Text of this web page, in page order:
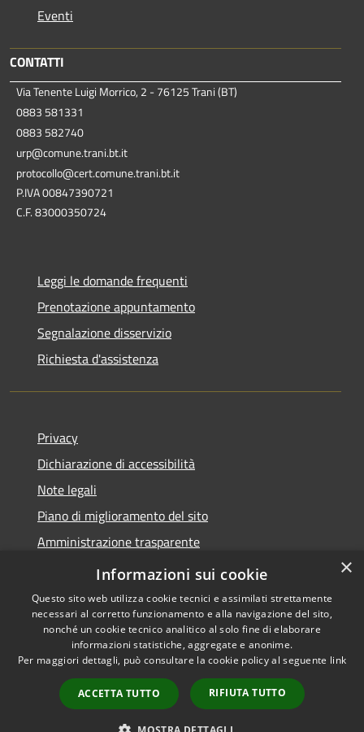
Eventi
CONTATTI
Via Tenente Luigi Morrico, 2 - 76125 Trani (BT)
0883 581331
0883 582740
urp@comune.trani.bt.it
protocollo@cert.comune.trani.bt.it
P.IVA 00847390721
C.F. 83000350724
Leggi le domande frequenti
Prenotazione appuntamento
Segnalazione disservizio
Richiesta d'assistenza
Privacy
Dichiarazione di accessibilità
Note legali
Piano di miglioramento del sito
Amministrazione trasparente
Albo Pretorio
Accessibilità
Copyright © 2026 • Comune di
Trani • Powered by
Municipium•
Accesso
redazione
×
Informazioni sui cookie
Questo sito web utilizza cookie tecnici e assimilati strettamente
necessari al corretto funzionamento e alla navigazione del sito,
nonché un cookie tecnico analitico al solo fine di elaborare
informazioni statistiche, aggregate e anonime.
Per maggiori dettagli, può consultare la cookie policy al seguente link
ACCETTA TUTTO RIFIUTA TUTTO